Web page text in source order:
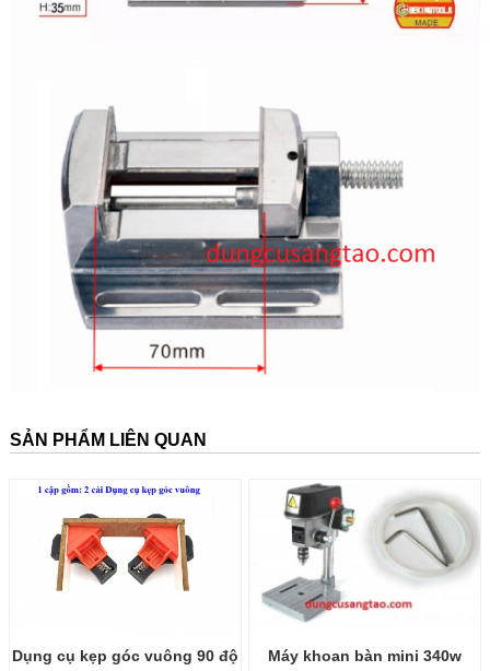
SẢN PHẨM LIÊN QUAN
Dụng cụ kẹp góc vuông 90 độ Máy khoan bàn mini 340w